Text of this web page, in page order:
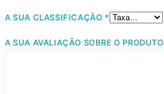
A SUA CLASSIFICAÇÃO *
A SUA AVALIAÇÃO SOBRE O PRODUTO